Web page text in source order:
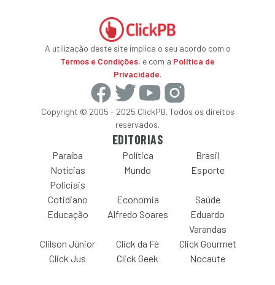
A utilização deste site implica o seu acordo com o
Termos e Condições, e com a Política de
Privacidade.
Copyright © 2005 - 2025 ClickPB. Todos os direitos
reservados.
EDITORIAS
Paraíba Política
Brasil
Notícias
Policiais
Mundo Esporte
Cotidiano Economia
Saúde
Educação
Alfredo Soares
Eduardo
Varandas
Clilson Júnior
Click da Fé
Click Gourmet
Click Jus
Click Geek Nocaute